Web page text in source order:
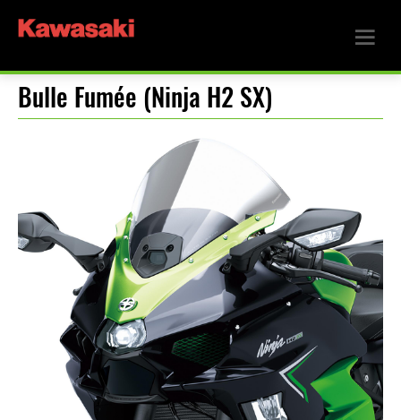
Bulle Fumée (Ninja H2 SX)